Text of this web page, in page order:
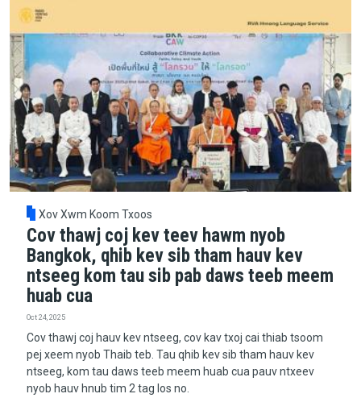
Xov Xwm Koom Txoos
Cov thawj coj kev teev hawm nyob
Bangkok, qhib kev sib tham hauv kev
ntseeg kom tau sib pab daws teeb meem
huab cua
Oct 24, 2025
Cov thawj coj hauv kev ntseeg, cov kav txoj cai thiab tsoom
pej xeem nyob Thaib teb. Tau qhib kev sib tham hauv kev
ntseeg, kom tau daws teeb meem huab cua pauv ntxeev
nyob hauv hnub tim 2 tag los no.